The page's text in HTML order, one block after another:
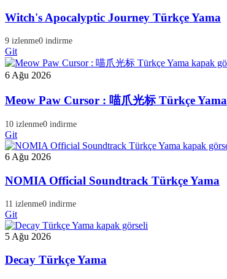
Witch's Apocalyptic Journey Türkçe Yama
9 izlenme0 indirme
Git
6 Ağu 2026
Meow Paw Cursor : 喵爪光标 Türkçe Yama
10 izlenme0 indirme
Git
6 Ağu 2026
NOMIA Official Soundtrack Türkçe Yama
11 izlenme0 indirme
Git
5 Ağu 2026
Decay Türkçe Yama